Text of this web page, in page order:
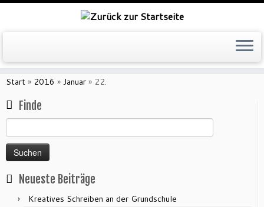
Zum
Inhalt
Start » 2016 » Januar » 22.
Finde
nach:
Neueste Beiträge
Kreatives Schreiben an der Grundschule